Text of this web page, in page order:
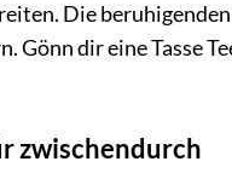
Die
dir eine Tasse
zwischendurch